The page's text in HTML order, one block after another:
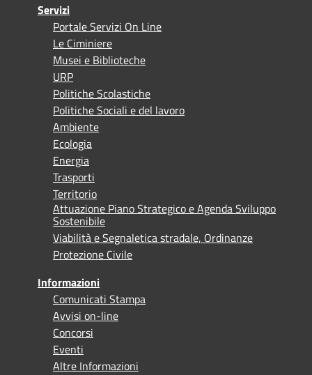
Servizi
Portale Servizi On Line
Le Ciminiere
Musei e Biblioteche
URP
Politiche Scolastiche
Politiche Sociali e del lavoro
Ambiente
Ecologia
Energia
Trasporti
Territorio
Attuazione Piano Strategico e Agenda Sviluppo
Sostenibile
Viabilità e Segnaletica stradale, Ordinanze
Protezione Civile
Informazioni
Comunicati Stampa
Avvisi on-line
Concorsi
Eventi
Altre Informazioni